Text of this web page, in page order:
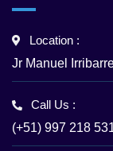
Location :
Jr Manuel
Call Us :
(+51) 997 218